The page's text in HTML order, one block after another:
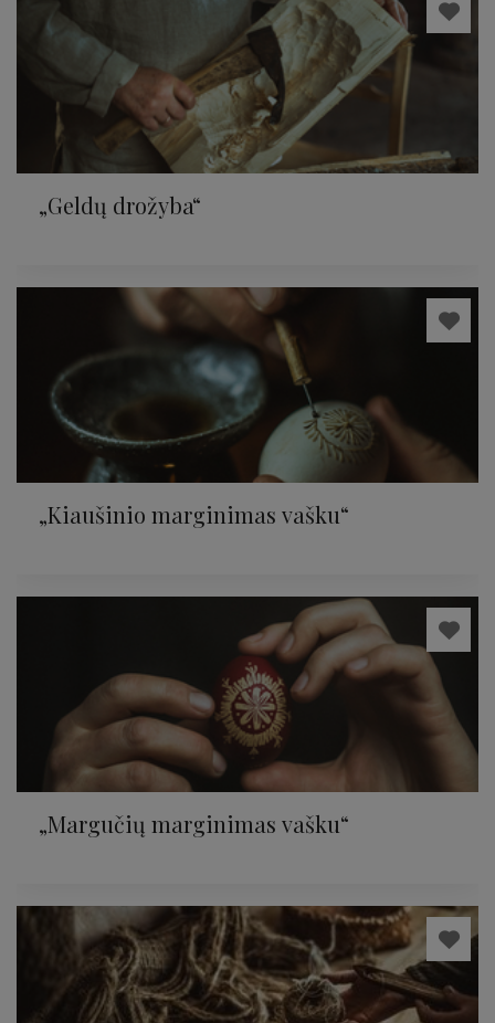
„Geldų drožyba“
„Kiaušinio marginimas vašku“
„Margučių marginimas vašku“